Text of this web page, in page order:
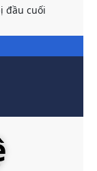
đầu cuối